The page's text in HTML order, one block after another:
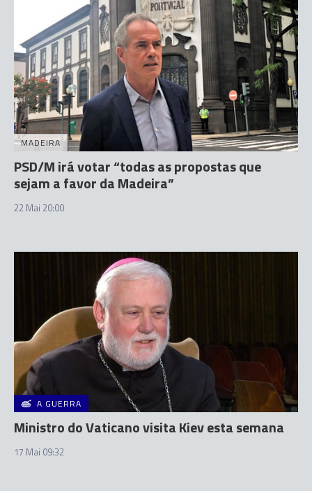
MADEIRA
PSD/M irá votar “todas as propostas que
sejam a favor da Madeira”
22 Mai 20:00
A GUERRA
Ministro do Vaticano visita Kiev esta semana
17 Mai 09:32